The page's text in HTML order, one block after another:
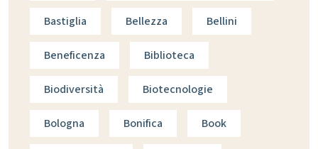
Bastiglia Bellezza Bellini
Beneficenza Biblioteca
Biodiversità Biotecnologie
Bologna Bonifica Book